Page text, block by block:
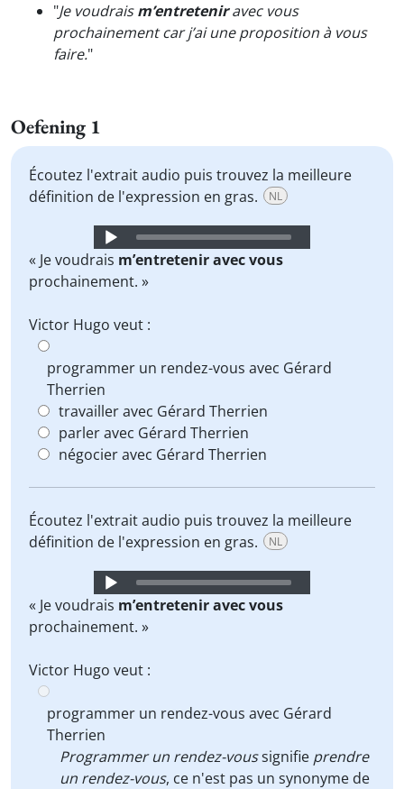
"Je voudraism’entreteniravec vous
prochainement car j’ai une proposition à vous
faire."
Oefening 1
Écoutez l'extrait audio puis trouvez la meilleure
définition de l'expression en gras.
NL
Audio
Player
« Je voudrais m’entretenir avec vous
prochainement. »
Victor Hugo veut :
programmer un rendez-vous avec Gérard
Therrien
travailler avec Gérard Therrien
parler avec Gérard Therrien
négocier avec Gérard Therrien
Écoutez l'extrait audio puis trouvez la meilleure
définition de l'expression en gras.
NL
Audio
Player
« Je voudrais m’entretenir avec vous
prochainement. »
Victor Hugo veut :
programmer un rendez-vous avec Gérard
Therrien
Programmer un rendez-voussignifie prendre
un rendez-vous, ce n'est pas un synonyme de